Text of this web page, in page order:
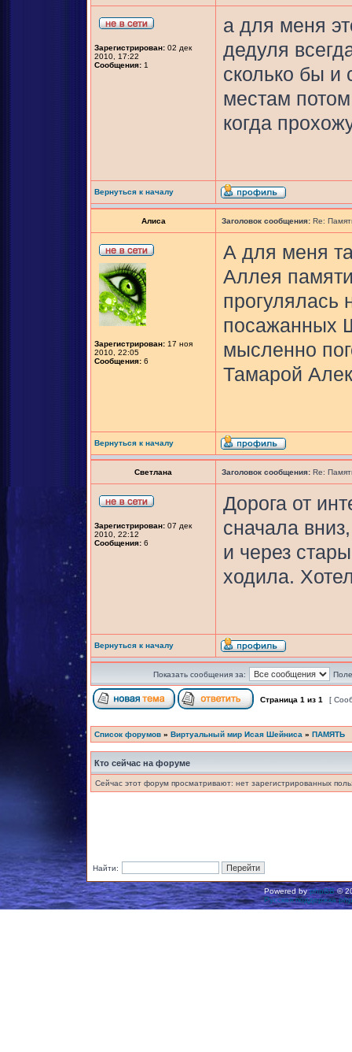
Зарегистрирован: 02 дек
2010, 17:22
Сообщения: 1
а для меня
дедуля
сколько бы и
местам
когда
Вернуться к началу
Алиса Заголовок сообщения: Re:
Зарегистрирован: 17 ноя
2010, 22:05
Сообщения: 6
А для меня
Аллея
посажанных
мысленно
Тамарой
Вернуться к началу
Светлана Заголовок сообщения: Re:
Зарегистрирован: 07 дек
2010, 22:12
Сообщения: 6
Дорога от
сначала
и через
ходила.
Вернуться к началу
Показать сообщения за:
Страница 1 из 1 [
Список форумов » Виртуальный мир Исая Шейниса » ПАМЯТЬ
Кто сейчас на форуме
Сейчас этот форум просматривают: нет зарегистрированных
Найти:
Powered byphpBB©
Русская поддержка